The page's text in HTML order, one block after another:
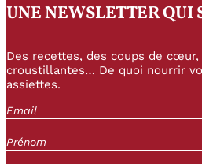
UNE NEWSLETTER QUI
Des recettes, des coups de
croustillantes… De quoi nourrir
assiettes.